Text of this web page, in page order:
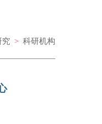
究 > 科研机构